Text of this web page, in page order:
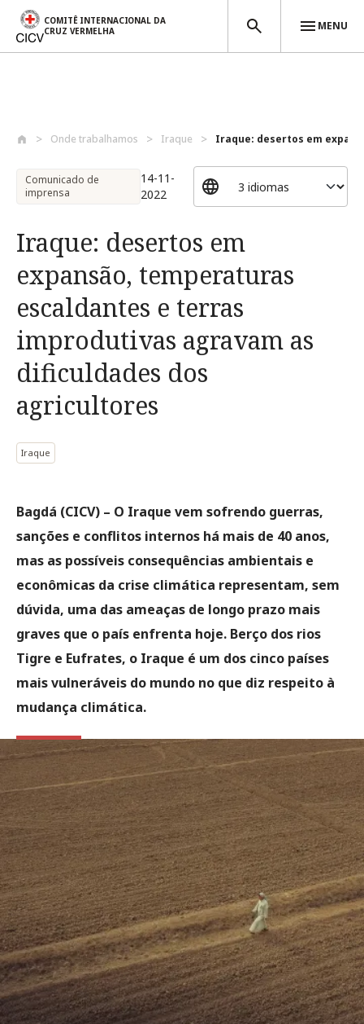
COMITÊ INTERNACIONAL DA
CRUZ VERMELHA
MENU
Onde trabalhamos Iraque Iraque: desertos em
Comunicado de
imprensa
14-11-
2022
Iraque: desertos em
expansão, temperaturas
escaldantes e terras
improdutivas agravam as
dificuldades dos
agricultores
Iraque
Bagdá (CICV) – O Iraque vem sofrendo guerras,
sanções e conflitos internos há mais de 40 anos,
mas as possíveis consequências ambientais e
econômicas da crise climática representam, sem
dúvida, uma das ameaças de longo prazo mais
graves que o país enfrenta hoje. Berço dos rios
Tigre e Eufrates, o Iraque é um dos cinco países
mais vulneráveis do mundo no que diz respeito à
mudança climática.